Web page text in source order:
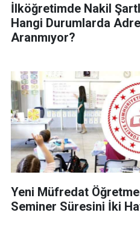
İlköğretimde Nakil
Hangi Durumlarda
Aranmıyor?
Yeni Müfredat
Seminer Süresini İki